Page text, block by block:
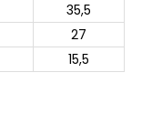
35,5
27
15,5